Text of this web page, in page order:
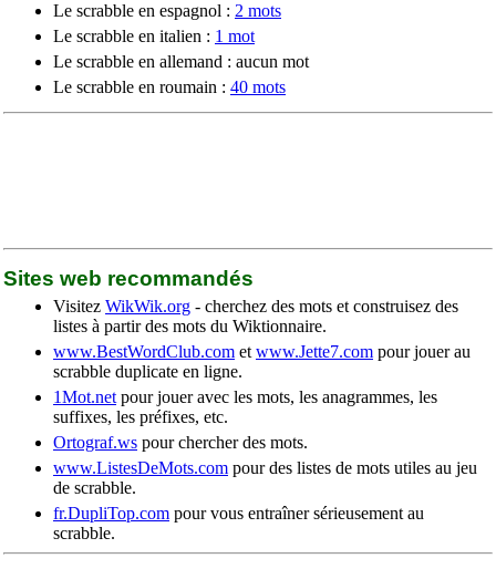
Le scrabble en espagnol : 2 mots
Le scrabble en italien : 1 mot
Le scrabble en allemand : aucun mot
Le scrabble en roumain : 40 mots
Sites web recommandés
Visitez WikWik.org - cherchez des mots et construisez des
listes à partir des mots du Wiktionnaire.
www.BestWordClub.com et www.Jette7.com pour jouer au
scrabble duplicate en ligne.
1Mot.net pour jouer avec les mots, les anagrammes, les
suffixes, les préfixes, etc.
Ortograf.ws pour chercher des mots.
www.ListesDeMots.com pour des listes de mots utiles au jeu
de scrabble.
fr.DupliTop.com pour vous entraîner sérieusement au
scrabble.